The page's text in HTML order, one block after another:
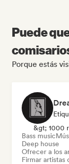
Puede
Porque estás
&gt; 1000
Bass music
Deep house
Ofrecer a los
Firmar artistas